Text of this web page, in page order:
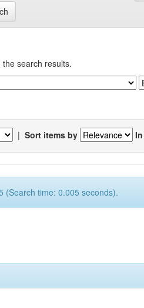
search results.
| Sort items by
(Search time: 0.005 seconds).